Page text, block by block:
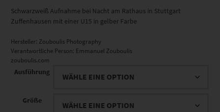
Schwarzweiß Aufnahme bei Nacht am Rathaus in Stuttgart
Zuffenhausen mit einer U15 in gelber Farbe
Hersteller: Zouboulis Photography
Verantwortliche Person: Emmanuel Zouboulis
zouboulis.com
Ausführung
Größe